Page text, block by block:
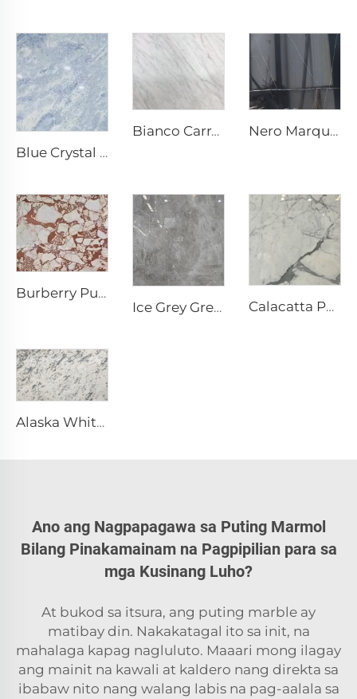
Blue Crystal Gray White Natural na Bato Marmol na may Blue Gray Texture at Bright Speckles
Bianco Carrara Puti na Likas na Bato na Marmol na may Light Grey Ugat Nero Marquina Black Natural na Bato Marmol na may White Crackle Vein Texture
Burberry Puti na Likas na Bato na Marmol na may Hindi Regular na Pula-Marron Disenyo
Ice Grey Grey Likas na Bato na Marmol na may Hindi Regular na Puti na Patak na Ugat
Calacatta Puti na Likas na Bato na Marmol na may Gray Ugat & Disenyo
Alaska White White Likas na Bato na Marmol na may Gray na Mottled at Pinira na Teksto
Ano ang Nagpapagawa sa Puting Marmol
Bilang Pinakamainam na Pagpipilian para sa
mga Kusinang Luho?
At bukod sa itsura, ang puting marble ay
matibay din. Nakakatagal ito sa init, na
mahalaga kapag nagluluto. Maaari mong ilagay
ang mainit na kawali at kaldero nang direkta sa
ibabaw nito nang walang labis na pag-aalala sa